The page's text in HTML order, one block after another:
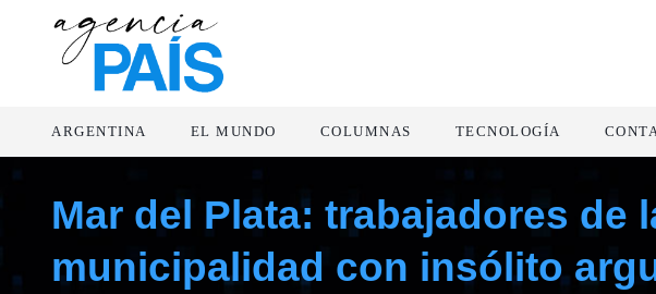
ARGENTINA EL MUNDO COLUMNAS TECNOLOGÍA
Mar del Plata: trabajadores de
municipalidad con insólito